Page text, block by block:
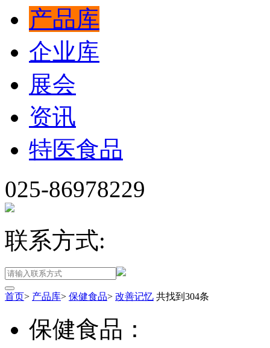
产品库
企业库
展会
资讯
特医食品
025-86978229
联系方式:
首页> 产品库> 保健食品> 改善记忆 共找到 304条
保健食品：